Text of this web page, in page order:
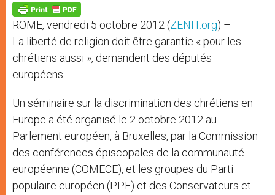
p
p
g
e
r
o
k
ROME, vendredi 5 octobre 2012 (ZENIT.org) –
La liberté de religion doit être garantie « pour les
chrétiens aussi », demandent des députés
européens.
Un séminaire sur la discrimination des chrétiens en
Europe a été organisé le 2 octobre 2012 au
Parlement européen, à Bruxelles, par la Commission
des conférences épiscopales de la communauté
européenne (COMECE), et les groupes du Parti
populaire européen (PPE) et des Conservateurs et